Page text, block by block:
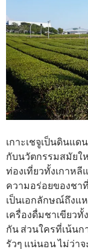
เกาะเชจูเป็นดินแ
กับนวัตกรรมสมัยใ
ท่องเที่ยวทั้งเกาห
ความอร่อยของชา
เป็นเอกลักษณ์ถึงแ
เครื่องดื่มชาเขียว
กัน ส่วนใครที่เน้น
รัวๆ แน่นอน ไม่ว่า